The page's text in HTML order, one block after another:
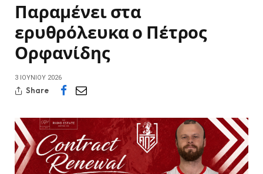
Παραμένει στα
ερυθρόλευκα ο Πέτρος
Ορφανίδης
3 ΙΟΥΝΊΟΥ 2026
Share